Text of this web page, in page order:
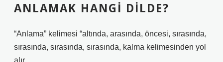
ANLAMAK HANGI DILDE?
“Anlama” kelimesi “altında, arasında, öncesi, sırasında,
sırasında, sırasında, sırasında, kalma kelimesinden yol
alır.